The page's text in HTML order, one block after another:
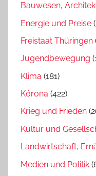
Bauwesen,
Energie und Preise
Freistaat Thüringen
Jugendbewegung
Klima (181)
Kórona (422)
Krieg und Frieden
Kultur und
Landwirtschaft,
Medien und Politik